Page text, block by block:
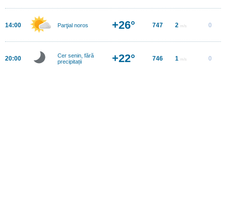
14:00 Parţial noros +26° 747 2 m/s 0
20:00
Cer senin, fără
precipitații
+22° 746 1 m/s 0